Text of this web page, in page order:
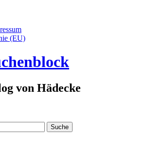
(EU)
von Hädecke